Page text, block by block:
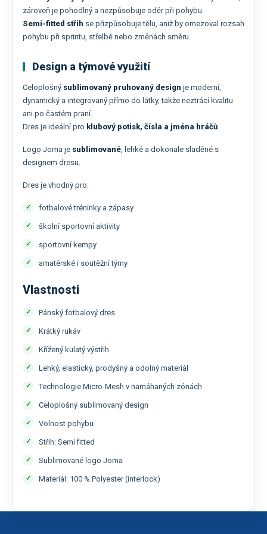
zároveň je pohodlný a nezpůsobuje oděr při pohybu.
Semi-fitted střih se přizpůsobuje tělu, aniž by omezoval rozsah
pohybu při sprintu, střelbě nebo změnách směru.
Design a týmové využití
Celoplošný sublimovaný pruhovaný design je moderní,
dynamický a integrovaný přímo do látky, takže neztrácí kvalitu
ani po častém praní.
Dres je ideální pro klubový potisk, čísla a jména hráčů.
Logo Joma je sublimované, lehké a dokonale sladěné s
designem dresu.
Dres je vhodný pro:
fotbalové tréninky a zápasy
školní sportovní aktivity
sportovní kempy
amatérské i soutěžní týmy
Vlastnosti
Pánský fotbalový dres
Krátký rukáv
Křížený kulatý výstřih
Lehký, elastický, prodyšný a odolný materiál
Technologie Micro-Mesh v namáhaných zónách
Celoplošný sublimovaný design
Volnost pohybu
Střih: Semi fitted
Sublimované logo Joma
Materiál: 100 % Polyester (interlock)